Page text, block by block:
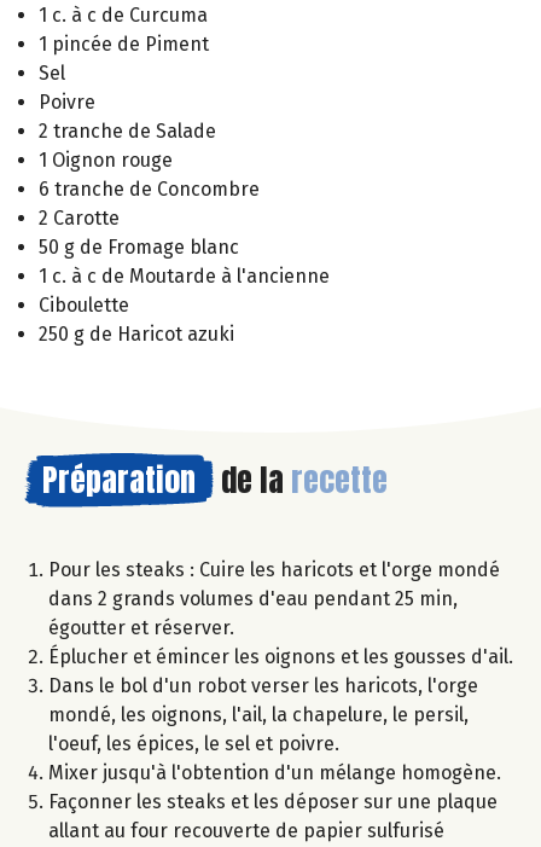
1 c. à c de Curcuma
1 pincée de Piment
Sel
Poivre
2 tranche de Salade
1 Oignon rouge
6 tranche de Concombre
2 Carotte
50 g de Fromage blanc
1 c. à c de Moutarde à l'ancienne
Ciboulette
250 g de Haricot azuki
Préparation de la recette
Pour les steaks : Cuire les haricots et l'orge mondé
dans 2 grands volumes d'eau pendant 25 min,
égoutter et réserver.
Éplucher et émincer les oignons et les gousses d'ail.
Dans le bol d'un robot verser les haricots, l'orge
mondé, les oignons, l'ail, la chapelure, le persil,
l'oeuf, les épices, le sel et poivre.
Mixer jusqu'à l'obtention d'un mélange homogène.
Façonner les steaks et les déposer sur une plaque
allant au four recouverte de papier sulfurisé